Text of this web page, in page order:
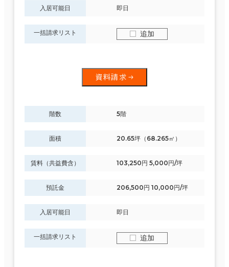
入居可能日 即日
一括請求リスト 追加
資料請求
階数 5階
面積 20.65坪（68.265㎡）
賃料（共益費含） 103,250円 5,000円/坪
預託金 206,500円 10,000円/坪
入居可能日 即日
一括請求リスト 追加